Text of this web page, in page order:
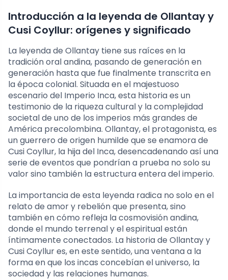
Introducción a la leyenda de Ollantay y
Cusi Coyllur: orígenes y significado
La leyenda de Ollantay tiene sus raíces en la
tradición oral andina, pasando de generación en
generación hasta que fue finalmente transcrita en
la época colonial. Situada en el majestuoso
escenario del Imperio Inca, esta historia es un
testimonio de la riqueza cultural y la complejidad
societal de uno de los imperios más grandes de
América precolombina. Ollantay, el protagonista, es
un guerrero de origen humilde que se enamora de
Cusi Coyllur, la hija del Inca, desencadenando así una
serie de eventos que pondrían a prueba no solo su
valor sino también la estructura entera del imperio.
La importancia de esta leyenda radica no solo en el
relato de amor y rebelión que presenta, sino
también en cómo refleja la cosmovisión andina,
donde el mundo terrenal y el espiritual están
íntimamente conectados. La historia de Ollantay y
Cusi Coyllur es, en este sentido, una ventana a la
forma en que los incas concebían el universo, la
sociedad y las relaciones humanas.